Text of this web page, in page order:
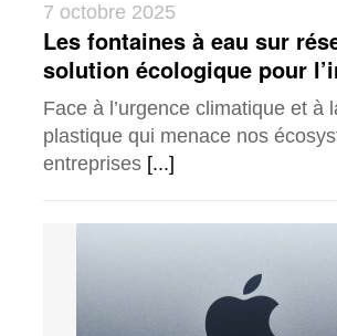
7 octobre 2025
Les fontaines à eau sur
solution écologique pour
Face à l’urgence climatique et à
plastique qui menace nos
entreprises [...]